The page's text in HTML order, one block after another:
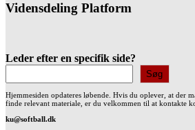
Vidensdeling Platform
Leder efter en specifik side?
Søg
Hjemmesiden opdateres løbende. Hvis du oplever, at der
finde relevant materiale, er du velkommen til at kontakte
ku@softball.dk